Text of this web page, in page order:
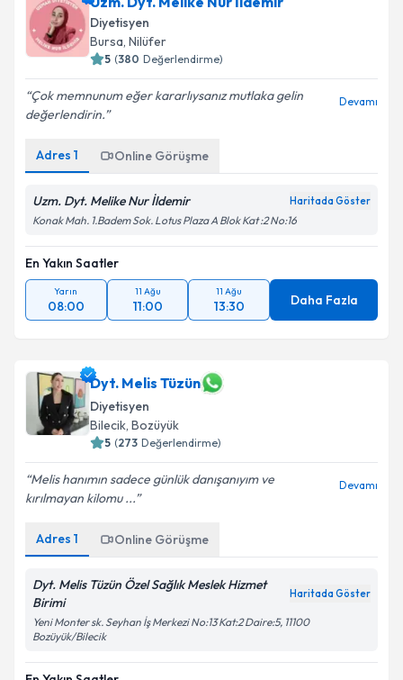
Diyetisyen
Bursa, Nilüfer
5 (380 Değerlendirme)
Çok memnunum eğer kararlıysanız mutlaka gelin
değerlendirin.
Devamı
Adres 1 Online Görüşme
Uzm. Dyt. Melike Nur İldemir Haritada Göster
Konak Mah. 1.Badem Sok. Lotus Plaza A Blok Kat :2 No:16
En Yakın Saatler
Yarın
08:00
11 Ağu
11:00
11 Ağu
13:30 Daha Fazla
Dyt. Melis Tüzün
Diyetisyen
Bilecik, Bozüyük
5 (273 Değerlendirme)
Melis hanımın sadece günlük danışanıyım ve
kırılmayan kilomu ...
Devamı
Adres 1 Online Görüşme
Dyt. Melis Tüzün Özel Sağlık Meslek Hizmet
Birimi
Haritada Göster
Yeni Monter sk. Seyhan İş Merkezi No:13 Kat:2 Daire:5, 11100
Bozüyük/Bilecik